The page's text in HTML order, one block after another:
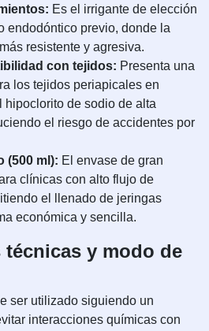
Es el irrigante de elección
endodóntico previo, donde la
resistente y agresiva.
con tejidos: Presenta una
los tejidos periapicales en
hipoclorito de sodio de alta
el riesgo de accidentes por
(500 ml): El envase de gran
clínicas con alto flujo de
el llenado de jeringas
económica y sencilla.
técnicas y modo de
ser utilizado siguiendo un
interacciones químicas con